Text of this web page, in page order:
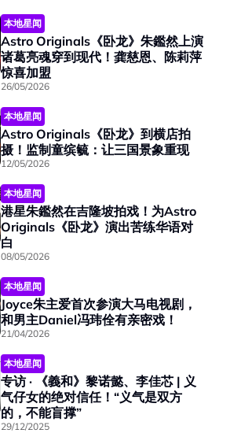
本地星闻
Astro Originals《卧龙》朱鑑然上演
诸葛亮魂穿到现代！龚慈恩、陈莉萍
惊喜加盟
26/05/2026
本地星闻
Astro Originals《卧龙》到横店拍
摄！监制童缤毓：让三国景象重现
12/05/2026
本地星闻
港星朱鑑然在吉隆坡拍戏！为Astro
Originals《卧龙》演出苦练华语对
白
08/05/2026
本地星闻
Joyce朱主爱首次参演大马电视剧，
和男主Daniel冯玮佺有亲密戏！
21/04/2026
本地星闻
专访 · 《義和》黎诺懿、李佳芯 | 义
气仔女的绝对信任！“义气是双方
的，不能盲撑”
29/12/2025